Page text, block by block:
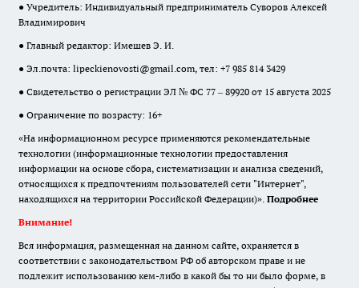
● Учредитель: Индивидуальный предприниматель Суворов Алексей
Владимирович
● Главный редактор: Имешев Э. И.
● Эл.почта: lipeckienovosti@gmail.com, тел: +7 985 814 3429
● Свидетельство о регистрации ЭЛ № ФС 77 – 89920 от 15 августа 2025
● Ограничение по возрасту: 16+
«На информационном ресурсе применяются рекомендательные
технологии (информационные технологии предоставления
информации на основе сбора, систематизации и анализа сведений,
относящихся к предпочтениям пользователей сети "Интернет",
находящихся на территории Российской Федерации)». Подробнее
Внимание!
Вся информация, размещенная на данном сайте, охраняется в
соответствии с законодательством РФ об авторском праве и не
подлежит использованию кем-либо в какой бы то ни было форме, в